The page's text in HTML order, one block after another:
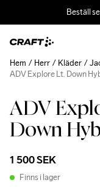
Beställ
ADV
Down
1 500 SEK
Finns i lager
Hem Herr Kläder
ADV Explore Lt. Down